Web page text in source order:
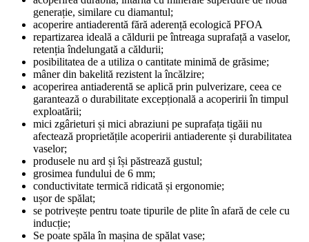
generație, similare cu diamantul;
acoperire antiaderentă fără aderență ecologică PFOA
repartizarea ideală a căldurii pe întreaga suprafață a vaselor,
retenția îndelungată a căldurii;
posibilitatea de a utiliza o cantitate minimă de grăsime;
mâner din bakelită rezistent la încălzire;
acoperirea antiaderentă se aplică prin pulverizare, ceea ce
garantează o durabilitate excepțională a acoperirii în timpul
exploatării;
mici zgârieturi și mici abraziuni pe suprafața tigăii nu
afectează proprietățile acoperirii antiaderente și durabilitatea
vaselor;
produsele nu ard și își păstrează gustul;
grosimea fundului de 6 mm;
conductivitate termică ridicată și ergonomie;
ușor de spălat;
se potrivește pentru toate tipurile de plite în afară de cele cu
inducție;
Se poate spăla în mașina de spălat vase;